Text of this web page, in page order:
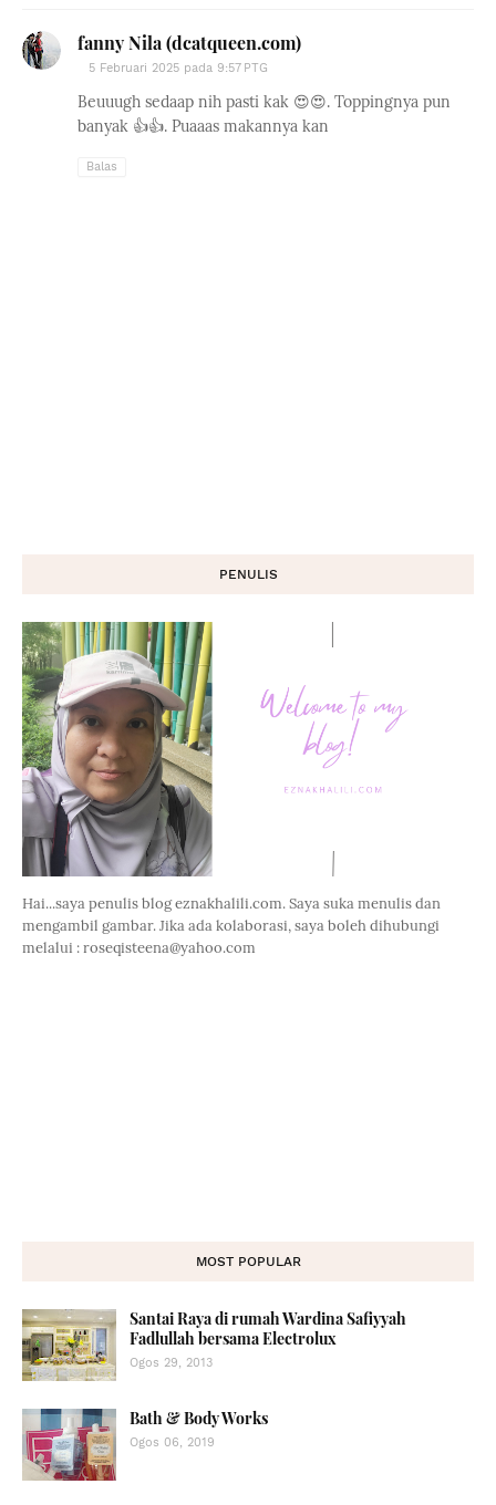
fanny Nila (dcatqueen.com)
5 Februari 2025 pada 9:57 PTG
Beuuugh sedaap nih pasti kak 😍😍. Toppingnya pun
banyak 👍👍. Puaaas makannya kan
Balas
PENULIS
Hai...saya penulis blog eznakhalili.com. Saya suka menulis dan
mengambil gambar. Jika ada kolaborasi, saya boleh dihubungi
melalui : roseqisteena@yahoo.com
MOST POPULAR
Santai Raya di rumah Wardina Safiyyah
Fadlullah bersama Electrolux
Ogos 29, 2013
Bath & Body Works
Ogos 06, 2019